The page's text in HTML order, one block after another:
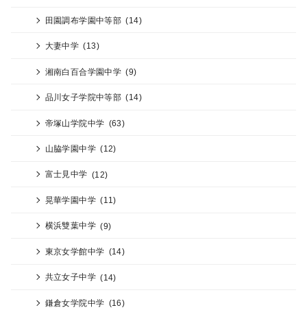
田園調布学園中等部 (14)
大妻中学 (13)
湘南白百合学園中学 (9)
品川女子学院中等部 (14)
帝塚山学院中学 (63)
山脇学園中学 (12)
富士見中学 (12)
晃華学園中学 (11)
横浜雙葉中学 (9)
東京女学館中学 (14)
共立女子中学 (14)
鎌倉女学院中学 (16)